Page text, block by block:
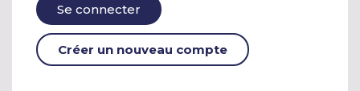
Se connecter
Créer un nouveau compte